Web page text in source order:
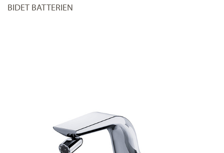
BIDET BATTERIEN